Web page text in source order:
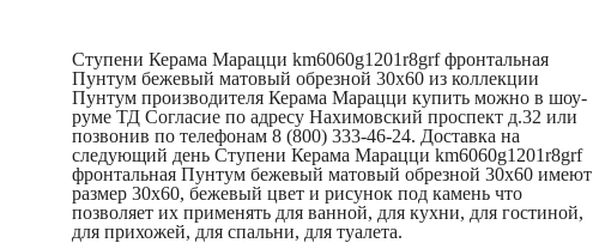
Ступени Керама Марацци km6060g1201r8grf фронтальная
Пунтум бежевый матовый обрезной 30x60 из коллекции
Пунтум производителя Керама Марацци купить можно в шоу-
руме ТД Согласие по адресу Нахимовский проспект д.32 или
позвонив по телефонам 8 (800) 333-46-24. Доставка на
следующий день Ступени Керама Марацци km6060g1201r8grf
фронтальная Пунтум бежевый матовый обрезной 30x60 имеют
размер 30x60, бежевый цвет и рисунок под камень что
позволяет их применять для ванной, для кухни, для гостиной,
для прихожей, для спальни, для туалета.